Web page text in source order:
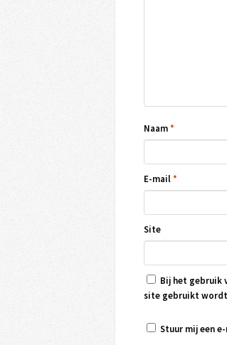
Naam*
E-mail*
Site
Bij het gebruik
site gebruikt
Stuur mij een